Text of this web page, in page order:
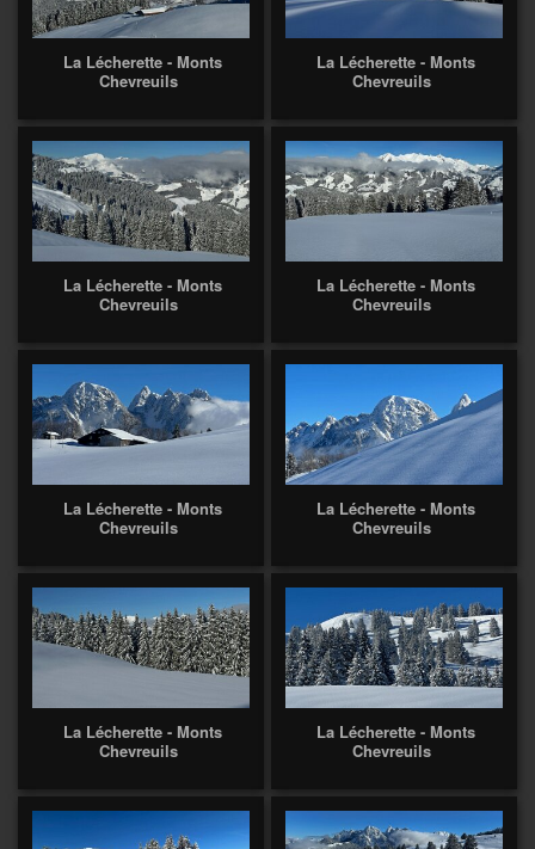
La Lécherette - Monts
Chevreuils
La Lécherette - Monts
Chevreuils
La Lécherette - Monts
Chevreuils
La Lécherette - Monts
Chevreuils
La Lécherette - Monts
Chevreuils
La Lécherette - Monts
Chevreuils
La Lécherette - Monts
Chevreuils
La Lécherette - Monts
Chevreuils